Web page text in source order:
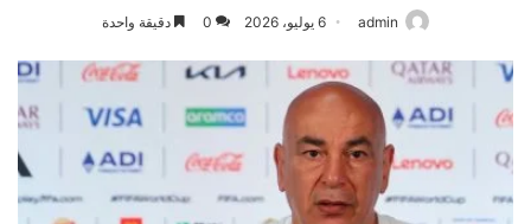
admin 6 يوليو، 2026 0 دقيقة واحدة